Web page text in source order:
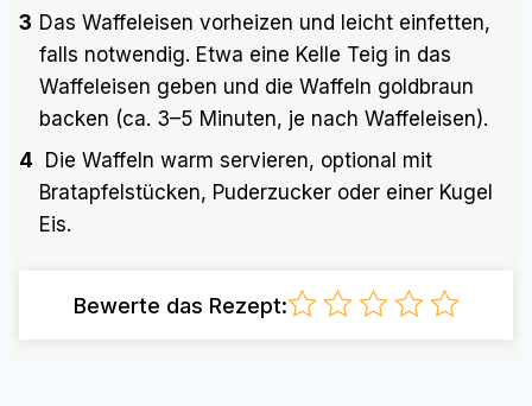
3 Das Waffeleisen vorheizen und leicht einfetten,
falls notwendig. Etwa eine Kelle Teig in das
Waffeleisen geben und die Waffeln goldbraun
backen (ca. 3–5 Minuten, je nach Waffeleisen).
4
Die Waffeln warm servieren, optional mit
Bratapfelstücken, Puderzucker oder einer Kugel
Eis.
Bewerte das Rezept: